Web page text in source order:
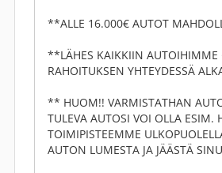
**ALLE 16.000€ AUTOT
**LÄHES KAIKKIIN AUTOIHIMME
RAHOITUKSEN YHTEYDESSÄ
** HUOM!! VARMISTATHAN
TULEVA AUTOSI VOI OLLA
TOIMIPISTEEMME
AUTON LUMESTA JA JÄÄSTÄ